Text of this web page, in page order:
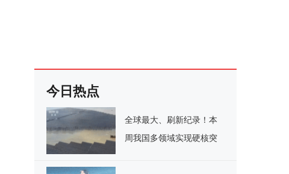
今日热点
全球最大、刷新纪录！本
周我国多领域实现硬核突